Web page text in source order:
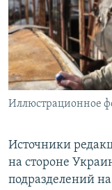
Иллюстрационное
Источники
на стороне
подразделений